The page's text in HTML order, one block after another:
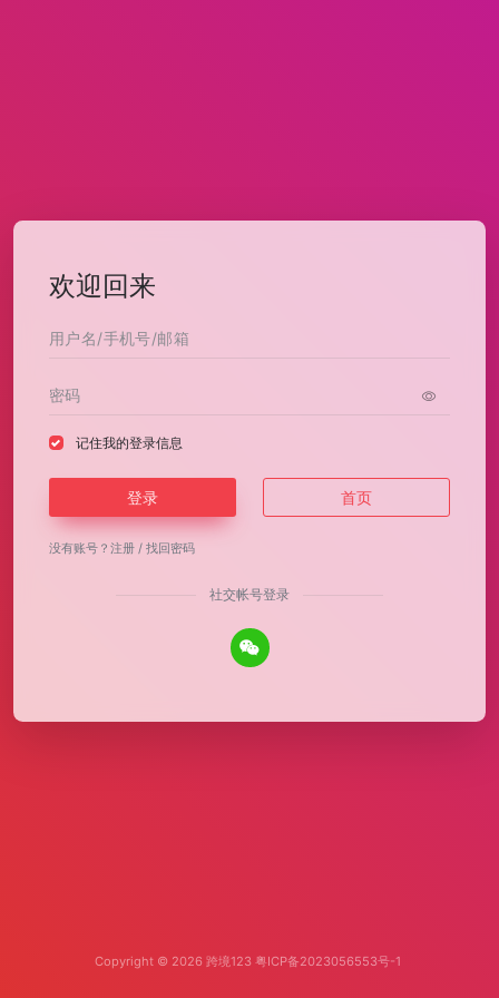
欢迎回来
记住我的登录信息
登录 首页
没有账号？ 注册 / 找回密码
社交帐号登录
Copyright © 2026 跨境123 粤ICP备2023056553号-1